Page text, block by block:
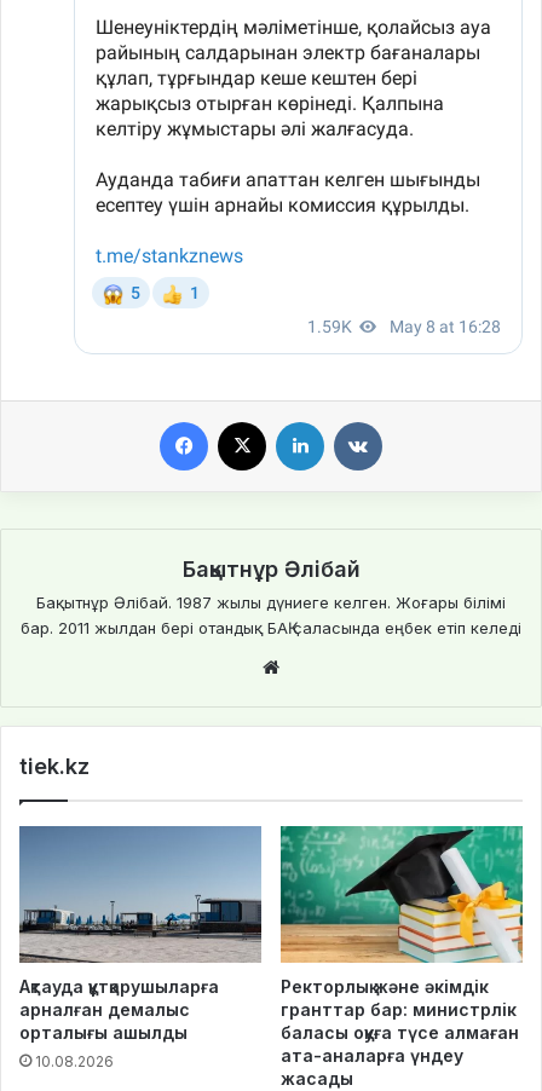
Бақытнұр Әлібай
Бақытнұр Әлібай. 1987 жылы дүниеге келген. Жоғары білімі
бар. 2011 жылдан бері отандық БАҚ саласында еңбек етіп келеді
te
tiek.kz
Ақтауда құтқарушыларға
арналған демалыс
орталығы ашылды
10.08.2026
Ректорлық және әкімдік
гранттар бар: министрлік
баласы оқуға түсе алмаған
ата-аналарға үндеу
жасады